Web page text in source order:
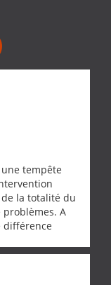
tempête
la totalité du
A
différence